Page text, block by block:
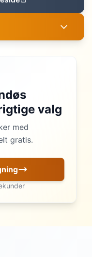
valg
med
gratis.